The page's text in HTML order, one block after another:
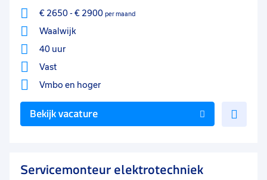
€ 2650- € 2900 per maand
Waalwijk
40 uur
Vast
Vmbo en hoger
Bekijk vacature
Servicemonteur elektrotechniek